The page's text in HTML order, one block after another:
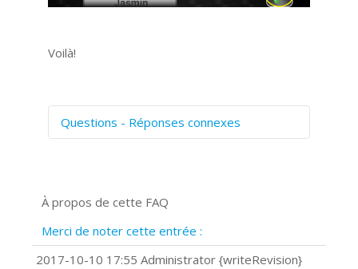
Voilà!
Questions - Réponses connexes
Prise de vue 360°
?
Comment installer Google Chrome ?
À propos de cette FAQ
Merci de noter cette entrée :
2017-10-10 17:55 Administrator {writeRevision}